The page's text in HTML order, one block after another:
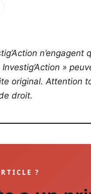
n’engagent
»
original. Attention
droit.
?